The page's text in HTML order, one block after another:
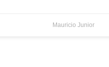
Mauricio Junior